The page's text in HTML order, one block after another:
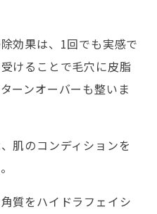
効果は、1回でも実感で
けることで毛穴に皮脂
ーンオーバーも整いま
肌のコンディションを
質をハイドラフェイシ